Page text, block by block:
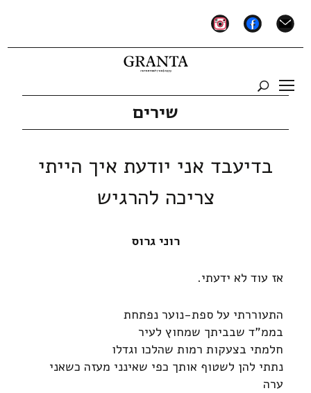
mail
facebook
instagram
שירים
בדיעבד אני יודעת איך הייתי
צריכה להרגיש
רוני גרוס
אז עוד לא ידעתי.
התעוררתי על ספת-נוער נפתחת
בממ"ד שבביתך שמחוץ לעיר
חלמתי בצעקות רמות שהלכו וגדלו
נתתי להן לשטוף אותך כפי שאינני מעזה כשאני
ערה